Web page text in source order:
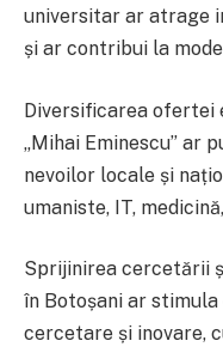
universitar ar atrage
și ar contribui la
Diversificarea ofertei
„Mihai Eminescu” ar
nevoilor locale și
umaniste, IT,
Sprijinirea cercetării
în Botoșani ar
cercetare și inovare,